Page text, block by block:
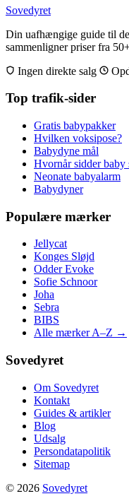
Sovedyret
Din uafhængige guide til
sammenligner priser fra
Ingen direkte salg
Top trafik-sider
Gratis babypakker
Hvilken voksipose?
Babydyne mål
Hvornår sidder baby
Neonate babyalarm
Babydyner
Populære mærker
Jellycat
Konges Sløjd
Odder Evoke
Sofie Schnoor
Joha
Sebra
BIBS
Alle mærker A–Z →
Sovedyret
Om Sovedyret
Kontakt
Guides & artikler
Blog
Udsalg
Persondatapolitik
Sitemap
© 2026 Sovedyret